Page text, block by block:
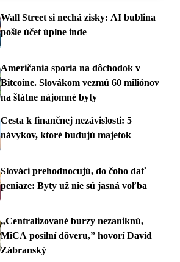
Wall Street si nechá zisky: AI bublina
pošle účet úplne inde
Američania sporia na dôchodok v
Bitcoine. Slovákom vezmú 60 miliónov
na štátne nájomné byty
Cesta k finančnej nezávislosti: 5
návykov, ktoré budujú majetok
Slováci prehodnocujú, do čoho dať
peniaze: Byty už nie sú jasná voľba
„Centralizované burzy nezaniknú,
MiCA posilní dôveru,” hovorí David
Zábranský